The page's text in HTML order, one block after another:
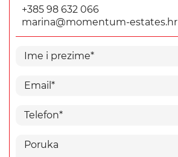
+385 98 632 066
marina@momentum-estates.hr